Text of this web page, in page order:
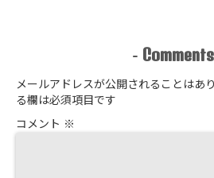
- Comments
メールアドレスが公開されることはあ
る欄は必須項目です
コメント ※